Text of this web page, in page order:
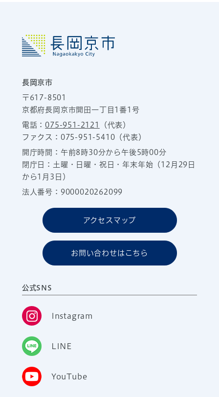
長岡京市
〒617-8501
京都府長岡京市開田一丁目1番1号
電話：075-951-2121
（代表）
ファクス：075-951-5410（代表）
開庁時間：午前8時30分から午後5時00分
閉庁日：土曜・日曜・祝日・年末年始（12月29日
から1月3日）
法人番号：9000020262099
アクセスマップ
お問い合わせはこちら
公式SNS
Instagram
LINE
YouTube